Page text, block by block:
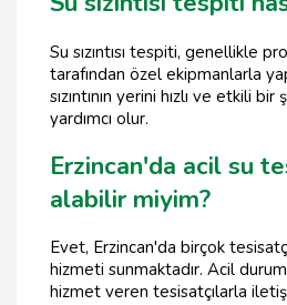
Su sızıntısı tespiti, genellikle
tarafından özel ekipmanlarla
sızıntının yerini hızlı ve etkili
yardımcı olur.
Erzincan'da acil su
alabilir miyim?
Evet, Erzincan'da birçok
hizmeti sunmaktadır. Acil
hizmet veren tesisatçılarla